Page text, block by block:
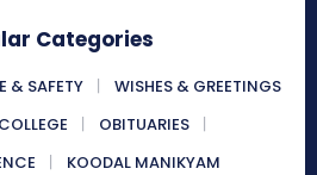
Categories
& SAFETY
WISHES & GREETINGS
OBITUARIES
KOODAL MANIKYAM